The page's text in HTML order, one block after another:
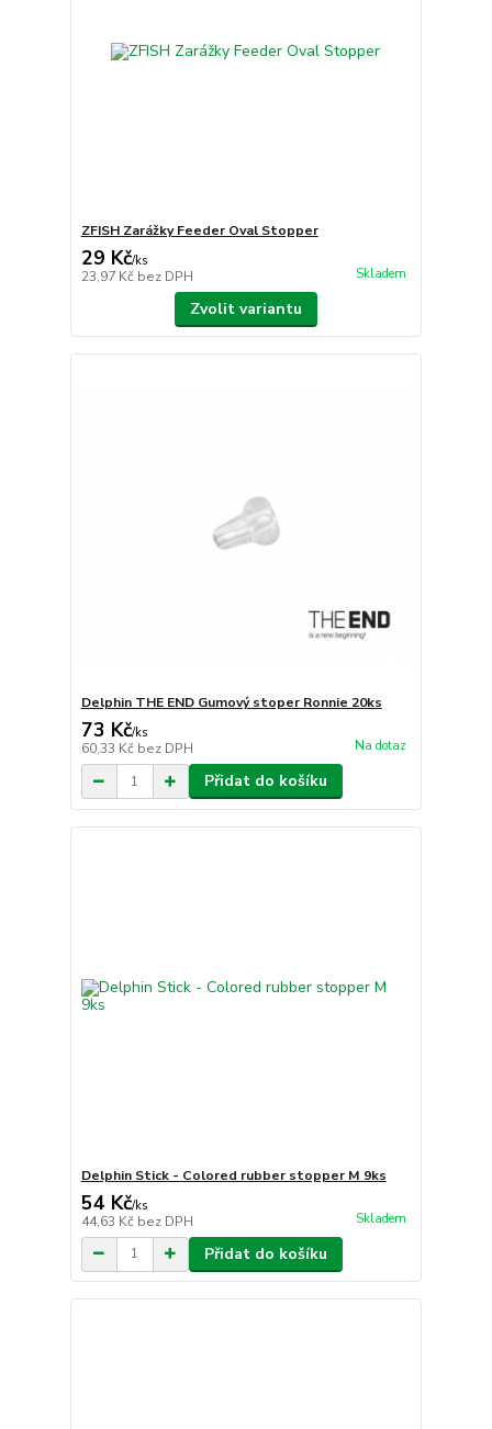
ZFISH Zarážky Feeder Oval Stopper
29 Kč/ks
23,97 Kč bez DPH Skladem
Zvolit variantu
Delphin THE END Gumový stoper Ronnie 20ks
73 Kč/ks
60,33 Kč bez DPH Na dotaz
Přidat do košíku
Delphin Stick - Colored rubber stopper M 9ks
54 Kč/ks
44,63 Kč bez DPH Skladem
Přidat do košíku